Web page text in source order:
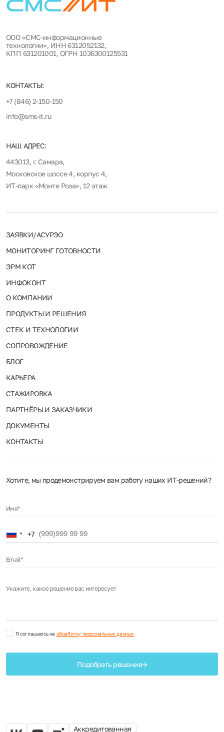
ООО «СМС-информационные
технологии», ИНН 6312052132,
КПП 631201001, ОГРН 1036300125531
КОНТАКТЫ:
+7 (846) 2-150-150
info@sms-it.ru
НАШ АДРЕС:
443013, г. Самара,
Московское шоссе 4, корпус 4,
ИТ-парк «Монте Роза», 12 этаж
ЗАЯВКИ/АСУРЭО
МОНИТОРИНГ ГОТОВНОСТИ
ЭРМ КОТ
ИНФОКОНТ
О КОМПАНИИ
ПРОДУКТЫ И РЕШЕНИЯ
СТЕК И ТЕХНОЛОГИИ
СОПРОВОЖДЕНИЕ
БЛОГ
КАРЬЕРА
СТАЖИРОВКА
ПАРТНЁРЫ И ЗАКАЗЧИКИ
ДОКУМЕНТЫ
КОНТАКТЫ
Хотите, мы продемонстрируем вам работу наших ИТ‑решений?
Имя*
Russia
+7
+7
Email*
Укажите, какое решение вас интересует
Я соглашаюсь на обработку персональных данных
Подобрать решение
Аккредитованная